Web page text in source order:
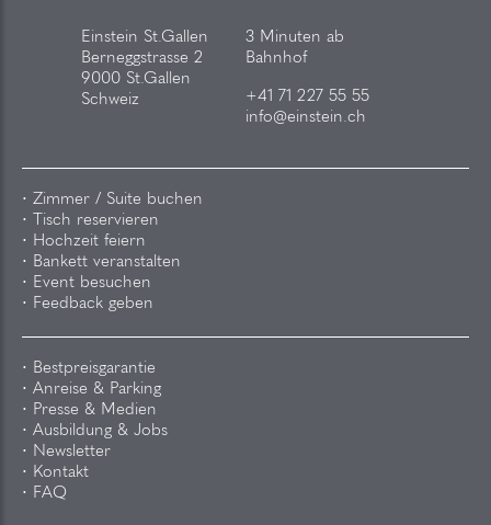
Einstein St.Gallen
Berneggstrasse 2
9000 St.Gallen
Schweiz
3 Minuten ab
Bahnhof
+41 71 227 55 55
info@einstein.ch
Zimmer / Suite buchen
Tisch reservieren
Hochzeit feiern
Bankett veranstalten
Event besuchen
Feedback geben
Bestpreisgarantie
Anreise & Parking
Presse & Medien
Ausbildung & Jobs
Newsletter
Kontakt
FAQ